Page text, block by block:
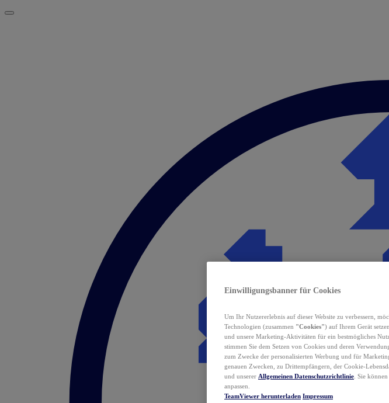
Einwilligungsbanner für Cookies
Um Ihr Nutzererlebnis auf dieser Website zu verbessern,
Technologien (zusammen "Cookies") auf Ihrem Gerät
und unsere Marketing-Aktivitäten für ein bestmögliches
stimmen Sie dem Setzen von Cookies und deren
zum Zwecke der personalisierten Werbung und für
genauen Zwecken, zu Drittempfängern, der Cookie-
und unserer Allgemeinen Datenschutzrichtlinie . Sie
anpassen.
TeamViewer herunterladen Impressum